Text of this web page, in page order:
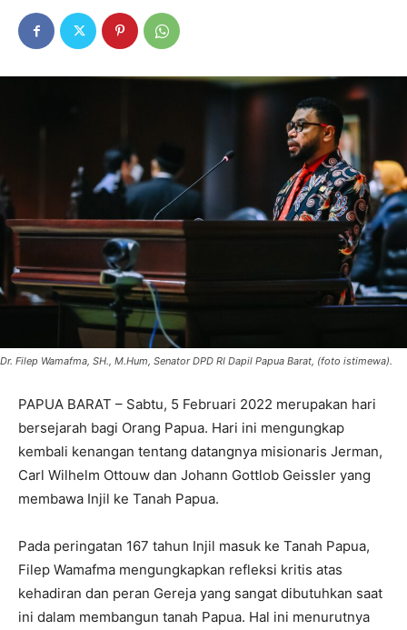
Dr. Filep Wamafma, SH., M.Hum, Senator DPD RI Dapil Papua Barat, (foto istimewa).
PAPUA BARAT – Sabtu, 5 Februari 2022 merupakan hari
bersejarah bagi Orang Papua. Hari ini mengungkap
kembali kenangan tentang datangnya misionaris Jerman,
Carl Wilhelm Ottouw dan Johann Gottlob Geissler yang
membawa Injil ke Tanah Papua.
Pada peringatan 167 tahun Injil masuk ke Tanah Papua,
Filep Wamafma mengungkapkan refleksi kritis atas
kehadiran dan peran Gereja yang sangat dibutuhkan saat
ini dalam membangun tanah Papua. Hal ini menurutnya